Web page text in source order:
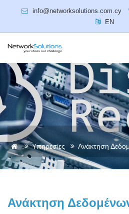
info@networksolutions.com.cy
EN
Υπηρεσίες Ανάκτηση
Ανάκτηση